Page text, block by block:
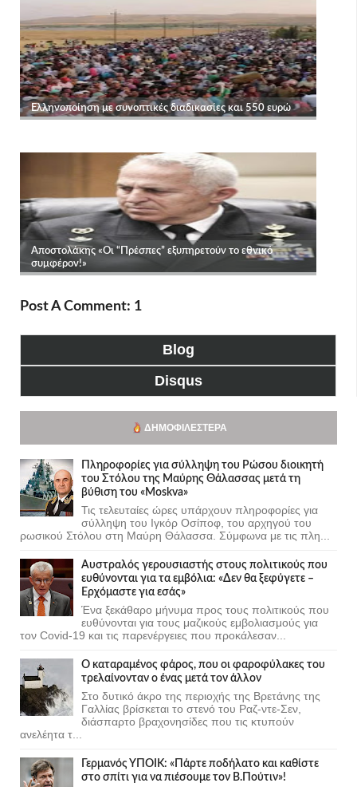
Post A Comment: 1
Blog
Disqus
ΔΗΜΟΦΙΛΈΣΤΕΡΑ
Πληροφορίες για σύλληψη του Ρώσου διοικητή
του Στόλου της Mαύρης Θάλασσας μετά τη
βύθιση του «Moskva»
Τις τελευταίες ώρες υπάρχουν πληροφορίες για
σύλληψη του Ιγκόρ Οσίποφ, του αρχηγού του
ρωσικού Στόλου στη Μαύρη Θάλασσα. Σύμφωνα με τις πλη...
Αυστραλός γερουσιαστής στους πολιτικούς που
ευθύνονται για τα εμβόλια: «Δεν θα ξεφύγετε –
Ερχόμαστε για εσάς»
Ένα ξεκάθαρο μήνυμα προς τους πολιτικούς που
ευθύνονται για τους μαζικούς εμβολιασμούς για
τον Covid-19 και τις παρενέργειες που προκάλεσαν...
Ο καταραμένος φάρος, που οι φαροφύλακες του
τρελαίνονταν ο ένας μετά τον άλλον
Στο δυτικό άκρο της περιοχής της Βρετάνης της
Γαλλίας βρίσκεται το στενό του Ραζ-ντε-Σεν,
διάσπαρτο βραχονησίδες που τις κτυπούν
ανελέητα τ...
Γερμανός ΥΠΟΙΚ: «Πάρτε ποδήλατο και καθίστε
στο σπίτι για να πιέσουμε τον Β.Πούτιν»!